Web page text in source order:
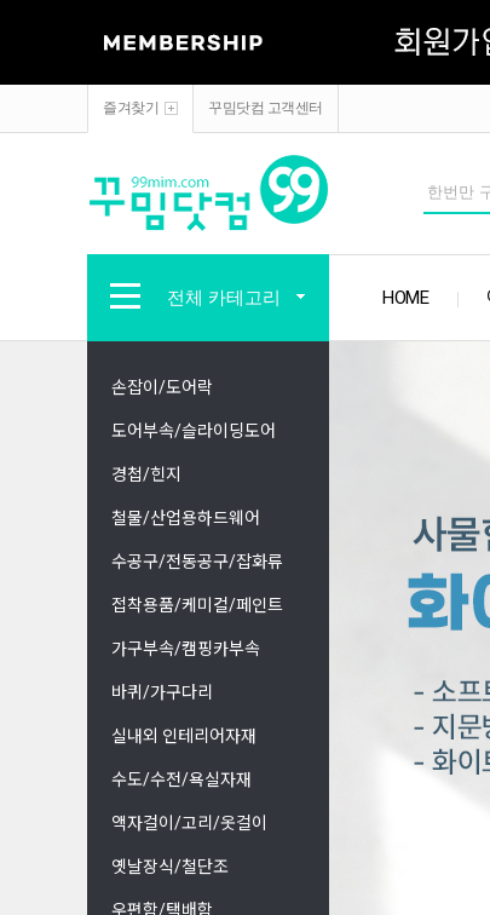
즐겨찾기 꾸밈닷컴 고객센터
전체 카테고리 HOME
손잡이/도어락
도어부속/슬라이딩도어
경첩/힌지
철물/산업용하드웨어
수공구/전동공구/잡화류
접착용품/케미컬/페인트
가구부속/캠핑카부속
바퀴/가구다리
실내외 인테리어자재
수도/수전/욕실자재
액자걸이/고리/옷걸이
옛날장식/철단조
우편함/택배함